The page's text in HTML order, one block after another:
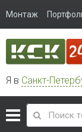
Монтаж
Я в Санкт-